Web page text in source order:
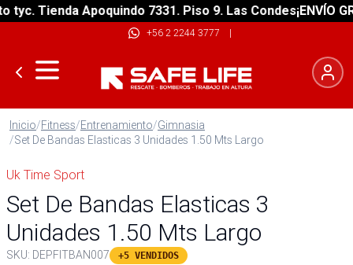
Tienda Apoquindo 7331. Piso 9. Las Condes¡ENVÍO
+56 2 2244 3777 |
Inicio/Fitness/Entrenamiento/Gimnasia
/Set De Bandas Elasticas 3 Unidades 1.50 Mts Largo
Uk Time Sport
Set De Bandas Elasticas 3
Unidades 1.50 Mts Largo
SKU: DEPFITBAN007 +5 VENDIDOS